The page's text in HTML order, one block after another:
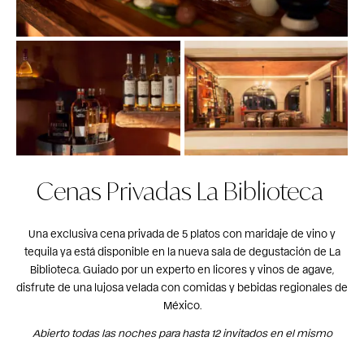
Cenas Privadas La Biblioteca
Una exclusiva cena privada de 5 platos con maridaje de vino y
tequila ya está disponible en la nueva sala de degustación de La
Biblioteca. Guiado por un experto en licores y vinos de agave,
disfrute de una lujosa velada con comidas y bebidas regionales de
México.
Abierto todas las noches para hasta 12 invitados en el mismo